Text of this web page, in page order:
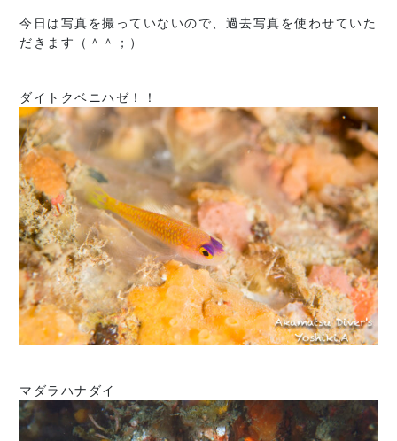
今日は写真を撮っていないので、過去写真を使わせていた
だきます（＾＾；）
ダイトクベニハゼ！！
マダラハナダイ